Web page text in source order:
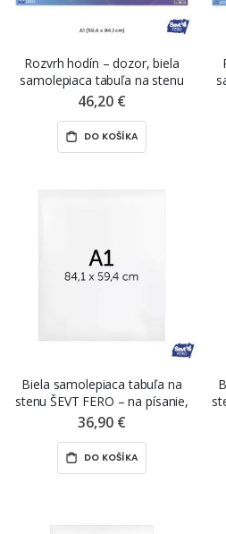
Rozvrh hodín – dozor, biela
samolepiaca tabuľa na stenu
ŠEVT FERO, A1, 84,1 x 59,4 cm
46,20 €
DO KOŠÍKA
Biela samolepiaca tabuľa na
stenu ŠEVT FERO – na písanie,
A1, 84,1 x 59,4 cm
36,90 €
DO KOŠÍKA